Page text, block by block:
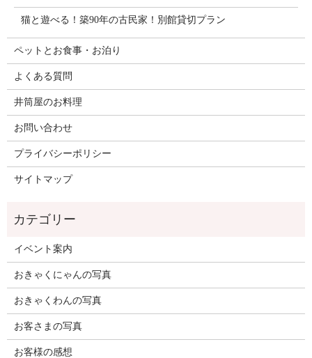
猫と遊べる！築90年の古民家！別館貸切プラン
ペットとお食事・お泊り
よくある質問
井筒屋のお料理
お問い合わせ
プライバシーポリシー
サイトマップ
イベント案内
おきゃくにゃんの写真
おきゃくわんの写真
お客さまの写真
お客様の感想